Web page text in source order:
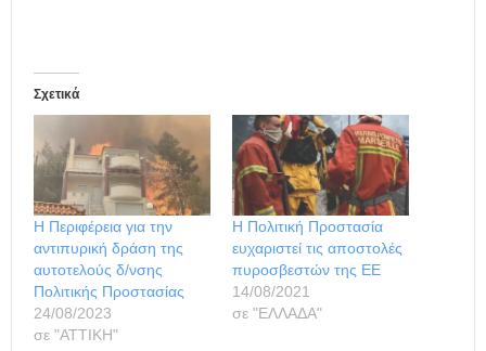
Σχετικά
Η Περιφέρεια για την
αντιπυρική δράση της
αυτοτελούς δ/νσης
Πολιτικής Προστασίας
24/08/2023
σε "ΑΤΤΙΚΗ"
H Πολιτική Προστασία
ευχαριστεί τις αποστολές
πυροσβεστών της ΕΕ
14/08/2021
σε "ΕΛΛΑΔΑ"